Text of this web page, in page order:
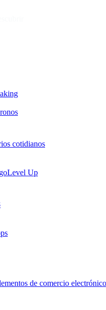
cotidianos
Level Up
de comercio electrónico